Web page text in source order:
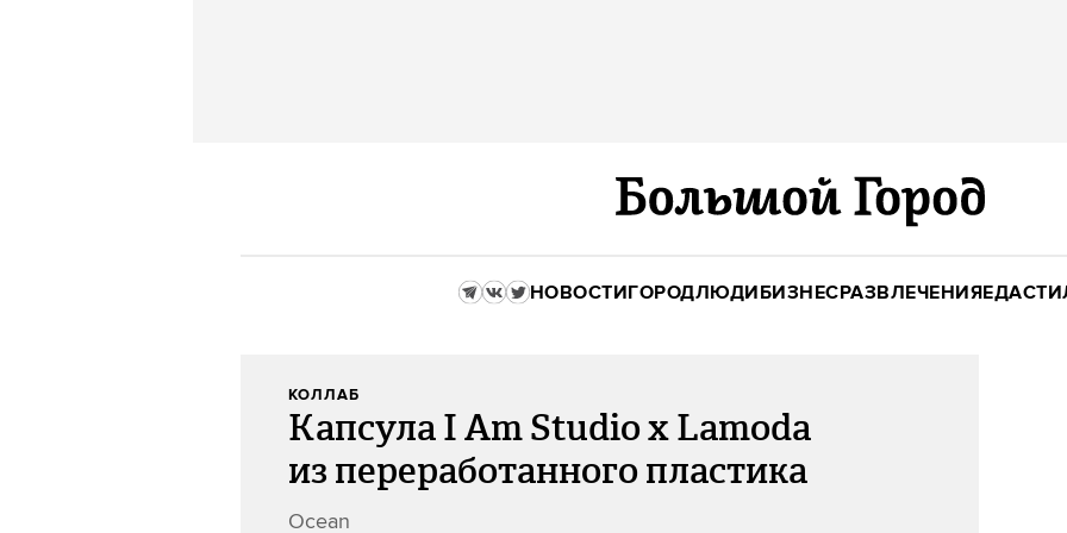
НОВОСТИГОРОДЛЮДИБИЗНЕСРАЗВЛЕЧЕНИЯЕДА
КОЛЛАБ
Капсула I Am Studio x Lamoda
из переработанного пластика
Ocean